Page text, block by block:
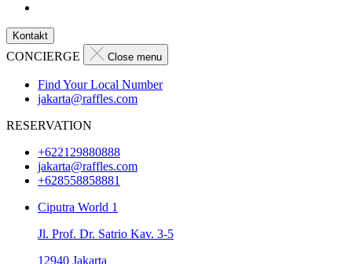
Kontakt
CONCIERGE Close menu
Find Your Local Number
jakarta@raffles.com
RESERVATION
+622129880888
jakarta@raffles.com
+628558858881
Ciputra World 1
Jl. Prof. Dr. Satrio Kav. 3-5
12940 Jakarta